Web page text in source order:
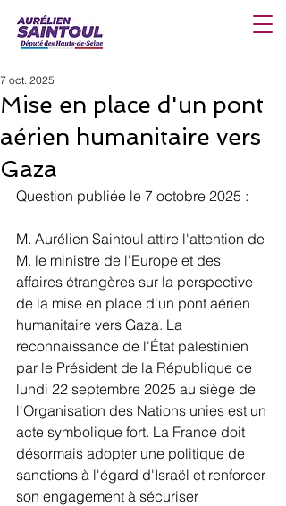
Mise en place d'un pont
aérien humanitaire vers
Gaza
7 oct. 2025
Question publiée le 7 octobre 2025 :
M. Aurélien Saintoul attire l'attention de
M. le ministre de l'Europe et des
affaires étrangères sur la perspective
de la mise en place d'un pont aérien
humanitaire vers Gaza. La
reconnaissance de l'État palestinien
par le Président de la République ce
lundi 22 septembre 2025 au siège de
l'Organisation des Nations unies est un
acte symbolique fort. La France doit
désormais adopter une politique de
sanctions à l'égard d'Israël et renforcer
son engagement à sécuriser